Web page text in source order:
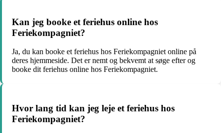
Kan jeg booke et feriehus online hos
Feriekompagniet?
Ja, du kan booke et feriehus hos Feriekompagniet online på
deres hjemmeside. Det er nemt og bekvemt at søge efter og
booke dit feriehus online hos Feriekompagniet.
Hvor lang tid kan jeg leje et feriehus hos
Feriekompagniet?